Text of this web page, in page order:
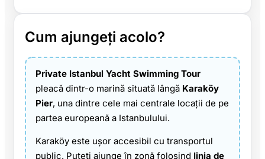
Cum ajungeți acolo?
Private Istanbul Yacht Swimming Tour
pleacă dintr-o marină situată lângă Karaköy
Pier, una dintre cele mai centrale locații de pe
partea europeană a Istanbulului.
Karaköy este ușor accesibil cu transportul
public. Puteți ajunge în zonă folosind linia de